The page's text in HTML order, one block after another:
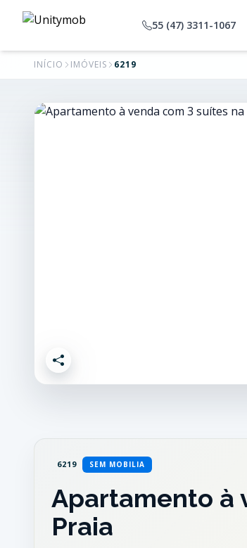
55 (47) 3311-1067
INÍCIO IMÓVEIS 6219
6219 SEM MOBILIA
Apartamento à
Praia